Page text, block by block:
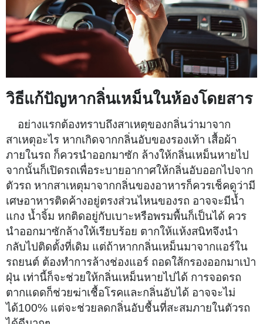
วิธีแก้ปัญหากลิ่นเหม็นในห้องโดยสาร
อย่างแรกต้องทราบถึงสาเหตุของกลิ่นว่ามาจาก
สาเหตุอะไร หากเกิดจากกลิ่นอับของรองเท้า เสื้อผ้า
ภายในรถ ก็ควรนำออกมาซัก ล้างให้กลิ่นเหม็นหายไป
จากนั้นก็เปิดรถเพื่อระบายอากาศให้กลิ่นอับออกไปจาก
ตัวรถ หากสาเหตุมาจากกลิ่นของอาหารก็ควรเช็คดูว่ามี
เศษอาหารติดค้างอยู่ตรงส่วนไหนของรถ อาจจะมีน้ำ
แกง น้ำจิ้ม หกติดอยู่กับเบาะหรือพรมพื้นก็เป็นได้ ควร
นำออกมาซักล้างให้เรียบร้อย ตากให้แห้งสนิทจึงนำ
กลับไปติดตั้งที่เดิม แต่ถ้าหากกลิ่นเหม็นมาจากแอร์ใน
รถยนต์ ต้องทำการล้างช่องแอร์ ถอดใส้กรองออกมาเป่า
ฝุ่น เท่านี้ก็จะช่วยให้กลิ่นเหม็นหายไปได้ การจอดรถ
ตากแดดก็ช่วยฆ่าเชื้อโรคและกลิ่นอับได้ อาจจะไม่
ได้100% แต่จะช่วยลดกลิ่นอับชื้นที่สะสมภายในตัวรถ